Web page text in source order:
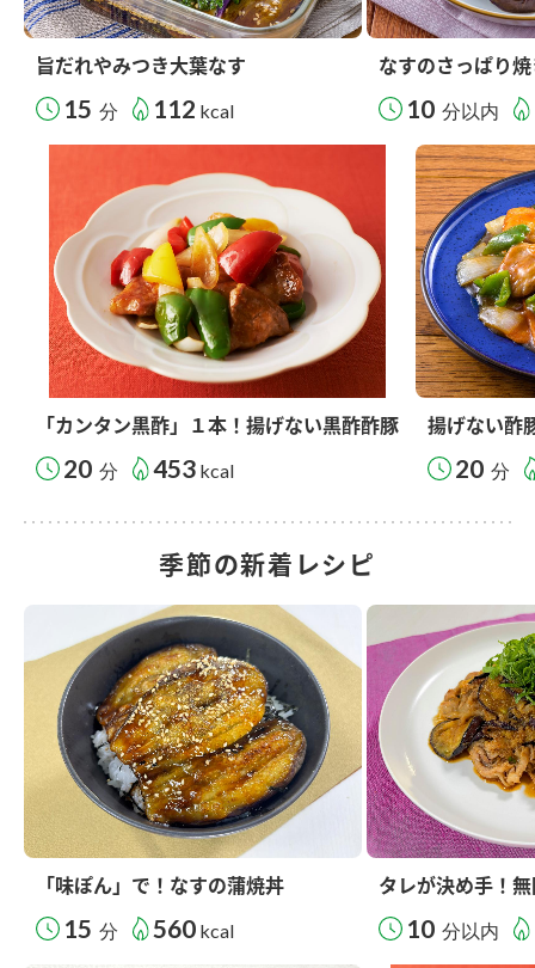
旨だれやみつき大葉なす
15 分 112 kcal
なすのさっぱり
10 分以内
「カンタン黒酢」１本！揚げない黒酢酢豚
20 分 453 kcal
揚げない酢
20 分
季節の新着レシピ
「味ぽん」で！なすの蒲焼丼
15 分 560 kcal
タレが決め手！
10 分以内